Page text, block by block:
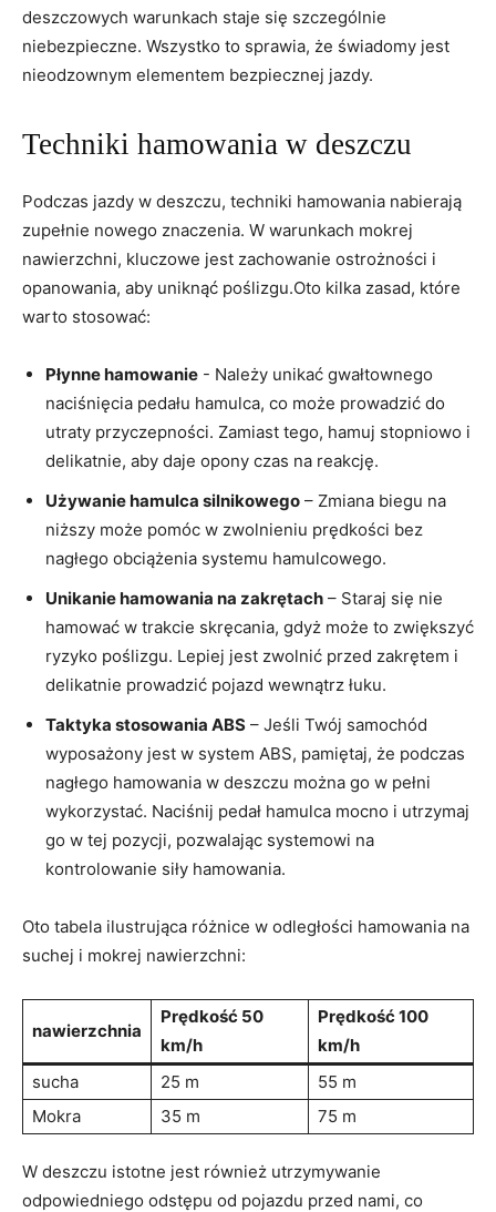
deszczowych warunkach ⁢staje się szczególnie
niebezpieczne. Wszystko to sprawia, ‍że świadomy ⁣jest ​
nieodzownym elementem bezpiecznej jazdy.
Techniki hamowania w deszczu
Podczas jazdy w deszczu, techniki hamowania nabierają
⁣zupełnie nowego znaczenia. ⁣W warunkach mokrej
nawierzchni, kluczowe jest ‍zachowanie ostrożności i
opanowania, aby uniknąć poślizgu.Oto kilka zasad,⁤ które
warto ‍stosować:
Płynne hamowanie ⁣- ‍Należy ⁤unikać gwałtownego
naciśnięcia pedału hamulca,‌ co może prowadzić⁣ do
utraty przyczepności. Zamiast tego, ⁢hamuj stopniowo i
delikatnie, aby daje opony czas na‌ reakcję.
Używanie hamulca silnikowego – Zmiana biegu na
‍niższy może pomóc w zwolnieniu prędkości bez
nagłego obciążenia systemu‌ hamulcowego.
Unikanie hamowania na zakrętach – Staraj​ się nie
hamować w trakcie skręcania, gdyż może to zwiększyć
ryzyko‍ poślizgu. Lepiej jest zwolnić przed zakrętem i
delikatnie prowadzić pojazd wewnątrz ⁣łuku.
Taktyka stosowania ABS – Jeśli Twój samochód
wyposażony jest w system ‍ABS,‍ pamiętaj, ‌że podczas
nagłego⁤ hamowania w deszczu można go w pełni
wykorzystać.‍ Naciśnij ⁢pedał hamulca mocno i utrzymaj
go w tej‍ pozycji, pozwalając systemowi​ na
kontrolowanie ⁤siły hamowania.
Oto⁣ tabela ​ilustrująca różnice w​ odległości hamowania na
suchej i ​mokrej nawierzchni:
nawierzchnia
Prędkość 50
km/h
Prędkość 100
km/h
sucha
25 m
55 m
Mokra
35 m 75 m
W deszczu istotne jest również utrzymywanie
odpowiedniego ​odstępu od‌ pojazdu⁤ przed ‍nami, co